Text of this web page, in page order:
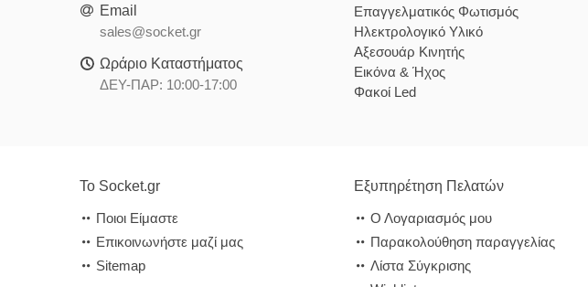
Email
sales@socket.gr
Ωράριο Καταστήματος
ΔΕΥ-ΠΑΡ: 10:00-17:00
Επαγγελματικός Φωτισμός
Ηλεκτρολογικό Υλικό
Αξεσουάρ Κινητής
Εικόνα & Ήχος
Φακοί Led
Το Socket.gr
Ποιοι Είμαστε
Επικοινωνήστε μαζί μας
Sitemap
Εξυπηρέτηση Πελατών
Ο Λογαριασμός μου
Παρακολούθηση παραγγελίας
Λίστα Σύγκρισης